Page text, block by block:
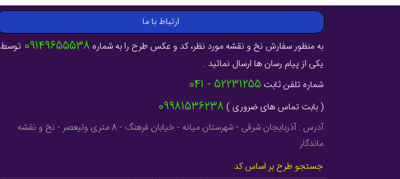
ارتباط با ما
به منظور سفارش نخ و نقشه مورد نظر، کد و عکس طرح را به شماره 09149655538 توسط
یکی از پیام رسان ها ارسال نمائید .
شماره تلفن ثابت 52231255 - 041
( بابت تماس های ضروری ) 09981536238
آدرس : آذربایجان شرقی - شهرستان میانه - خیابان فرهنگ - 8 متری ولیعصر - نخ و نقشه
ماندگار
جستجو طرح بر اساس کد